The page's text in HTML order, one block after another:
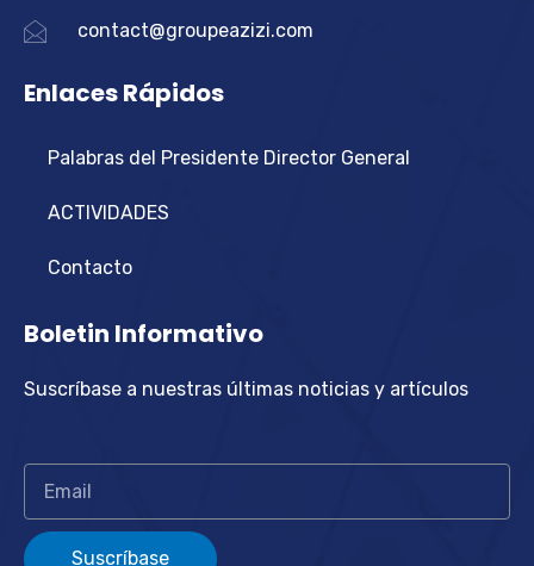
contact@groupeazizi.com
Enlaces Rápidos
Palabras del Presidente Director General
ACTIVIDADES
Contacto
Boletin Informativo
Suscríbase a nuestras últimas noticias y artículos
Suscríbase